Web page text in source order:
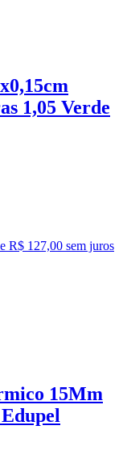
1,05 Verde
R$ 127,00 sem juros
15Mm